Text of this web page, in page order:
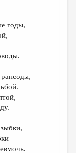
годы,